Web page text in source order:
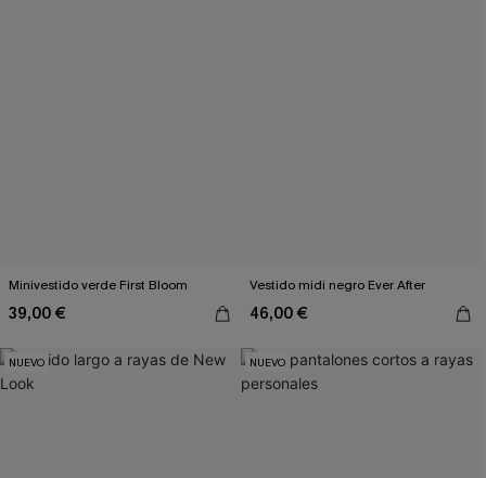
Minivestido verde First Bloom
39,00 €
Vestido midi negro Ever After
46,00 €
NUEVO NUEVO